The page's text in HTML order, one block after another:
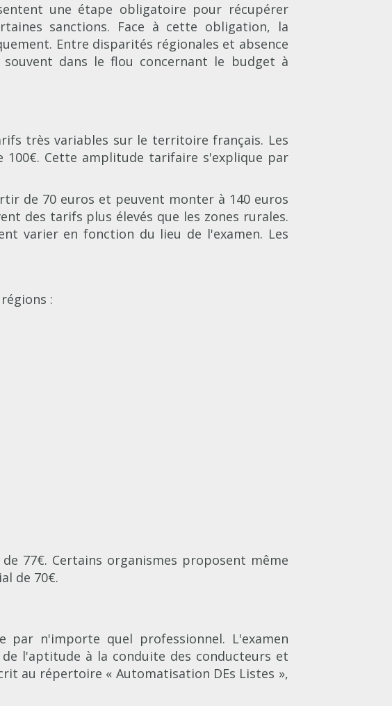
une étape obligatoire pour récupérer
sanctions. Face à cette obligation, la
Entre disparités régionales et absence
dans le flou concernant le budget à
très variables sur le territoire français. Les
Cette amplitude tarifaire s'explique par
de 70 euros et peuvent monter à 140 euros
des tarifs plus élevés que les zones rurales.
varier en fonction du lieu de l'examen. Les
:
77€. Certains organismes proposent même
de 70€.
par n'importe quel professionnel. L'examen
l'aptitude à la conduite des conducteurs et
au répertoire « Automatisation DEs Listes »,